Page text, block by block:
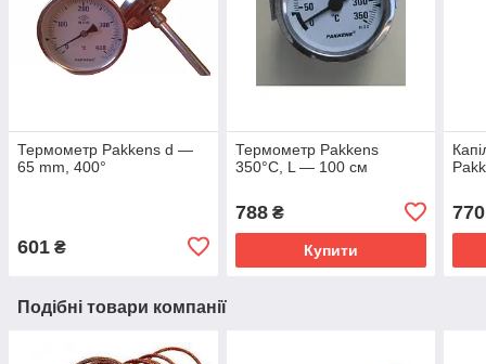
Термометр Pakkens d —
65 mm, 400°
601 ₴
Термометр Pakkens
350°С, L — 100 см
788₴
Купити
770
Подібні товари компанії